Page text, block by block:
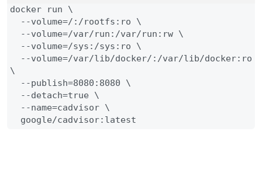
docker run \
\
  google/cadvisor:latest